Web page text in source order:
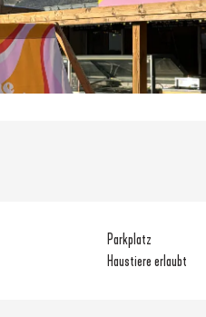
Parkplatz
Haustiere erlaubt